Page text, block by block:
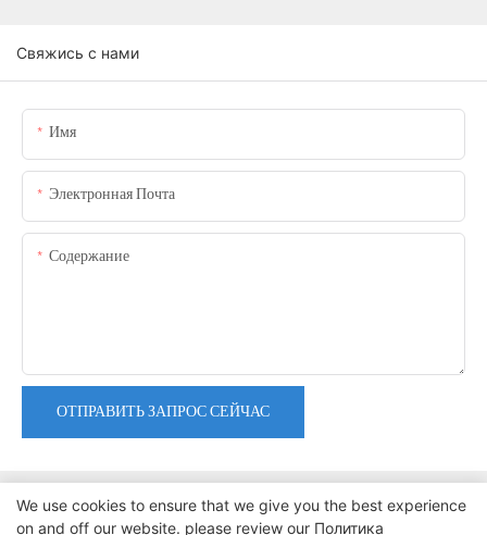
Свяжись с нами
Имя
Электронная Почта
Содержание
ОТПРАВИТЬ ЗАПРОС СЕЙЧАС
We use cookies to ensure that we give you the best experience
on and off our website. please review our Политика